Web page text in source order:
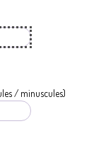
/ minuscules)